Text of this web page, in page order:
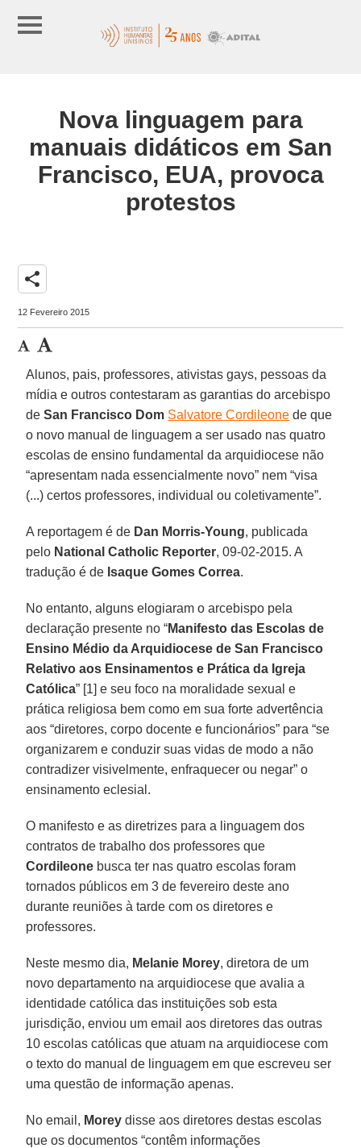
Nova linguagem para
manuais didáticos em San
Francisco, EUA, provoca
protestos
share
12 Fevereiro 2015
Alunos, pais, professores, ativistas gays, pessoas da
mídia e outros contestaram as garantias do arcebispo
deSan Francisco Dom Salvatore Cordileone de que
o novo manual de linguagem a ser usado nas quatro
escolas de ensino fundamental da arquidiocese não
“apresentam nada essencialmente novo” nem “visa
(...) certos professores, individual ou coletivamente”.
A reportagem é de Dan Morris-Young, publicada
pelo National Catholic Reporter, 09-02-2015. A
tradução é de Isaque Gomes Correa.
No entanto, alguns elogiaram o arcebispo pela
declaração presente no “Manifesto das Escolas de
Ensino Médio da Arquidiocese de San Francisco
Relativo aos Ensinamentos e Prática da Igreja
Católica” [1] e seu foco na moralidade sexual e
prática religiosa bem como em sua forte advertência
aos “diretores, corpo docente e funcionários” para “se
organizarem e conduzir suas vidas de modo a não
contradizer visivelmente, enfraquecer ou negar” o
ensinamento eclesial.
O manifesto e as diretrizes para a linguagem dos
contratos de trabalho dos professores que
Cordileone busca ter nas quatro escolas foram
tornados públicos em 3 de fevereiro deste ano
durante reuniões à tarde com os diretores e
professores.
Neste mesmo dia, Melanie Morey, diretora de um
novo departamento na arquidiocese que avalia a
identidade católica das instituições sob esta
jurisdição, enviou um email aos diretores das outras
10 escolas católicas que atuam na arquidiocese com
o texto do manual de linguagem em que escreveu ser
uma questão de informação apenas.
No email, Morey disse aos diretores destas escolas
que os documentos “contêm informações